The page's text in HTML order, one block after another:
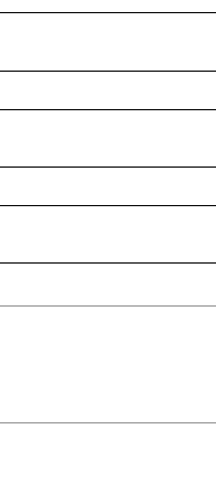
フは適用されません。